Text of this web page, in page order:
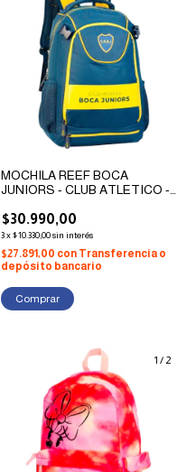
MOCHILA REEF BOCA
JUNIORS - CLUB ATLETICO -
$30.990,00
3x$10.330,00sin interés
$27.891,00 con Transferencia o
depósito bancario
1 / 2